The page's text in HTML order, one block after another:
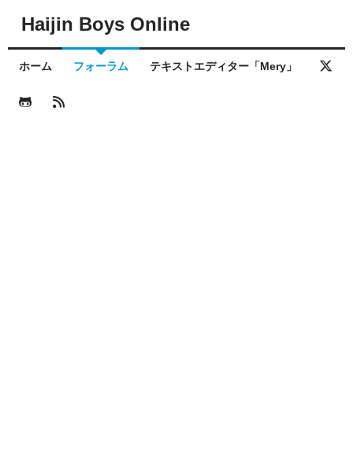
Haijin Boys Online
ホーム フォーラム テキストエディター「Mery」